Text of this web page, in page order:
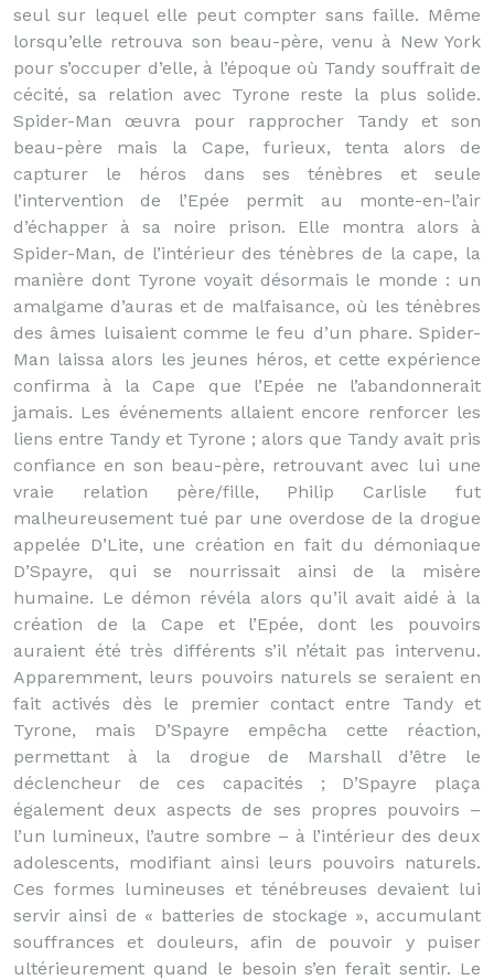
seul sur lequel elle peut compter sans faille. Même
lorsqu’elle retrouva son beau-père, venu à New York
pour s’occuper d’elle, à l’époque où Tandy souffrait de
cécité, sa relation avec Tyrone reste la plus solide.
Spider-Man œuvra pour rapprocher Tandy et son
beau-père mais la Cape, furieux, tenta alors de
capturer le héros dans ses ténèbres et seule
l’intervention de l’Epée permit au monte-en-l’air
d’échapper à sa noire prison. Elle montra alors à
Spider-Man, de l’intérieur des ténèbres de la cape, la
manière dont Tyrone voyait désormais le monde : un
amalgame d’auras et de malfaisance, où les ténèbres
des âmes luisaient comme le feu d’un phare. Spider-
Man laissa alors les jeunes héros, et cette expérience
confirma à la Cape que l’Epée ne l’abandonnerait
jamais. Les événements allaient encore renforcer les
liens entre Tandy et Tyrone ; alors que Tandy avait pris
confiance en son beau-père, retrouvant avec lui une
vraie relation père/fille, Philip Carlisle fut
malheureusement tué par une overdose de la drogue
appelée D’Lite, une création en fait du démoniaque
D’Spayre, qui se nourrissait ainsi de la misère
humaine. Le démon révéla alors qu’il avait aidé à la
création de la Cape et l’Epée, dont les pouvoirs
auraient été très différents s’il n’était pas intervenu.
Apparemment, leurs pouvoirs naturels se seraient en
fait activés dès le premier contact entre Tandy et
Tyrone, mais D’Spayre empêcha cette réaction,
permettant à la drogue de Marshall d’être le
déclencheur de ces capacités ; D’Spayre plaça
également deux aspects de ses propres pouvoirs –
l’un lumineux, l’autre sombre – à l’intérieur des deux
adolescents, modifiant ainsi leurs pouvoirs naturels.
Ces formes lumineuses et ténébreuses devaient lui
servir ainsi de « batteries de stockage », accumulant
souffrances et douleurs, afin de pouvoir y puiser
ultérieurement quand le besoin s’en ferait sentir. Le